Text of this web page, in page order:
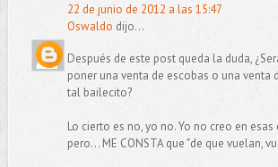
22 de junio de 2012 a las 15:47
Oswaldo dijo...
Después de este post queda la duda,
poner una venta de escobas o una venta
tal bailecito?
Lo cierto es no, yo no. Yo no creo en esas
pero... ME CONSTA que "de que vuelan,